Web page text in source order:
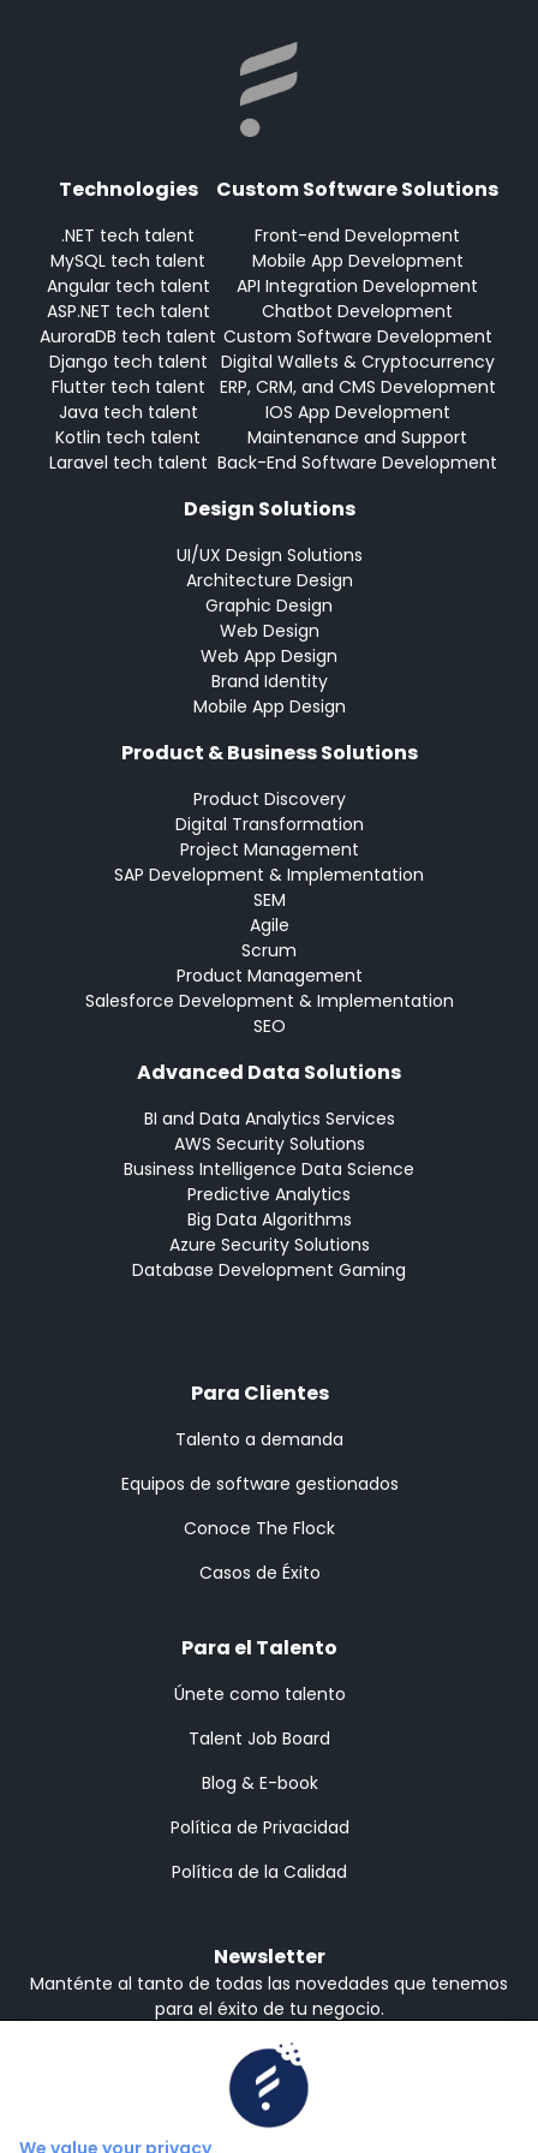
Technologies
.NET tech talent
MySQL tech talent
Angular tech talent
ASP.NET tech talent
AuroraDB tech talent
Django tech talent
Flutter tech talent
Java tech talent
Kotlin tech talent
Laravel tech talent
Custom Software Solutions
Front-end Development
Mobile App Development
API Integration Development
Chatbot Development
Custom Software Development
Digital Wallets & Cryptocurrency
ERP, CRM, and CMS Development
IOS App Development
Maintenance and Support
Back-End Software Development
Design Solutions
UI/UX Design Solutions
Architecture Design
Graphic Design
Web Design
Web App Design
Brand Identity
Mobile App Design
Product & Business Solutions
Product Discovery
Digital Transformation
Project Management
SAP Development & Implementation
SEM
Agile
Scrum
Product Management
Salesforce Development & Implementation
SEO
Advanced Data Solutions
BI and Data Analytics Services
AWS Security Solutions
Business Intelligence Data Science
Predictive Analytics
Big Data Algorithms
Azure Security Solutions
Database Development Gaming
Para Clientes
Talento a demanda
Equipos de software gestionados
Conoce The Flock
Casos de Éxito
Para el Talento
Únete como talento
Talent Job Board
Blog & E-book
Política de Privacidad
Política de la Calidad
Newsletter
Manténte al tanto de todas las novedades que tenemos
para el éxito de tu negocio.
We value your privacy